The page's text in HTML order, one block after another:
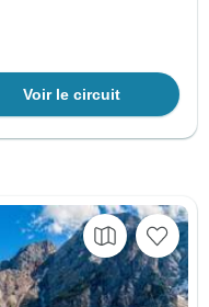
Voir le circuit